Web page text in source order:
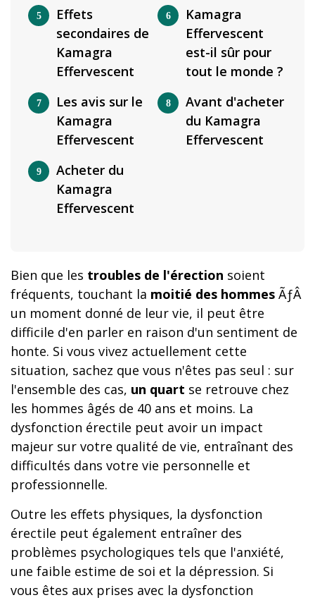
Effets
secondaires de
Kamagra
Effervescent
Kamagra
Effervescent
est-il sûr pour
tout le monde ?
Les avis sur le
Kamagra
Effervescent
Avant d'acheter
du Kamagra
Effervescent
Acheter du
Kamagra
Effervescent
Bien que les troubles de l'érection soient
fréquents, touchant la moitié des hommes ÃƒÂ
un moment donné de leur vie, il peut être
difficile d'en parler en raison d'un sentiment de
honte. Si vous vivez actuellement cette
situation, sachez que vous n'êtes pas seul : sur
l'ensemble des cas, un quart se retrouve chez
les hommes âgés de 40 ans et moins. La
dysfonction érectile peut avoir un impact
majeur sur votre qualité de vie, entraînant des
difficultés dans votre vie personnelle et
professionnelle.
Outre les effets physiques, la dysfonction
érectile peut également entraîner des
problèmes psychologiques tels que l'anxiété,
une faible estime de soi et la dépression. Si
vous êtes aux prises avec la dysfonction